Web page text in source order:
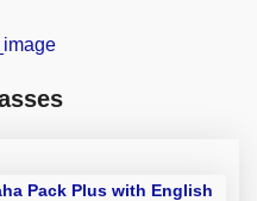
Pack Plus with English